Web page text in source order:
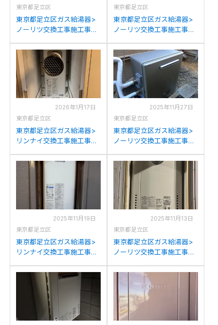
東京都足立区
東京都足立区ガス給湯器>
ノーリツ交換工事施工事
2427SAWX-Hからノーリ
ツGT-2060SAWX-H-2BL
への交換
東京都足立区
東京都足立区ガス給湯器>
ノーリツ交換工事施工事
2427SAWX-Hからノーリ
ツGT-2060SAWX-H-2BL
への交換
2026年1月17日
東京都足立区
東京都足立区ガス給湯器>
リンナイ交換工事施工事
1651SAQ-CFからリンナイ
RUF-SA1615SAT-L(A)への
交換
2025年11月27日
東京都足立区
東京都足立区ガス給湯器>
ノーリツ交換工事施工事
2450SARXからノーリツ
GT-C2472SAR BLへの交換
2025年11月19日
東京都足立区
東京都足立区ガス給湯器>
リンナイ交換工事施工事
1601DSA-Tからリンナイ
RUF-SA1605SAT-L(A)80へ
2025年11月13日
東京都足立区
東京都足立区ガス給湯器>
ノーリツ交換工事施工事
2428SAWX-Tからノーリ
ツGT-2470SAW-T BLへの
交換